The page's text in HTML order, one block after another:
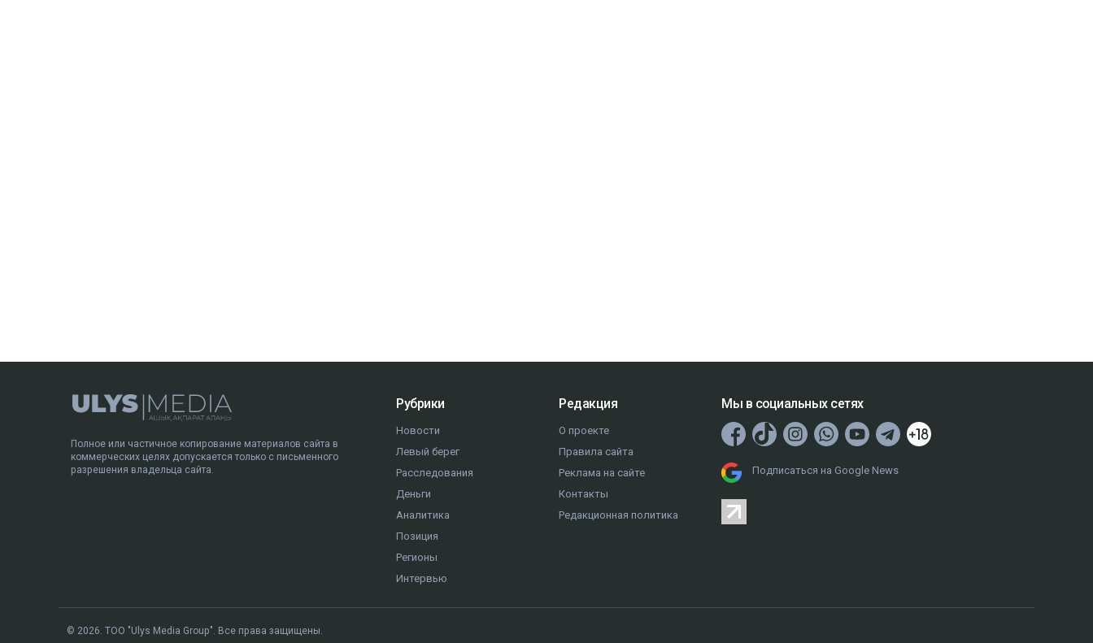
Полное или частичное копирование материалов сайта в
коммерческих целях допускается только с письменного
разрешения владельца сайта.
Рубрики
Новости
Левый берег
Расследования
Деньги
Аналитика
Позиция
Регионы
Интервью
Редакция
О проекте
Правила сайта
Реклама на сайте
Контакты
Редакционная политика
Мы в социальных сетях
Подписаться на Google News
© 2026. ТОО "Ulys Media Group". Все права защищены.